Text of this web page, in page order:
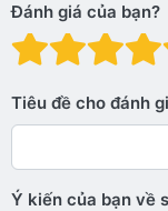
Đánh giá của bạn?
Đánh
Tiêu đề cho đánh
Ý kiến ​​của bạn về